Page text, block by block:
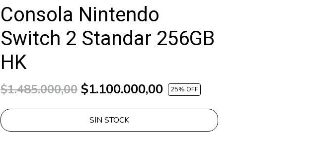
Consola Nintendo
Switch 2 Standar 256GB
HK
$1.485.000,00 $1.100.000,00 25% OFF
SIN STOCK